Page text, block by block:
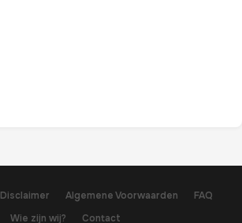
Disclaimer Algemene Voorwaarden
FAQ
Wie zijn wij?
Contact